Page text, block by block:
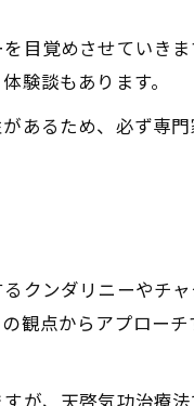
目覚めさせていき
験談もあります。
あるため、必ず専
クンダリニーやチ
観点からアプロー
が、天啓気功治療